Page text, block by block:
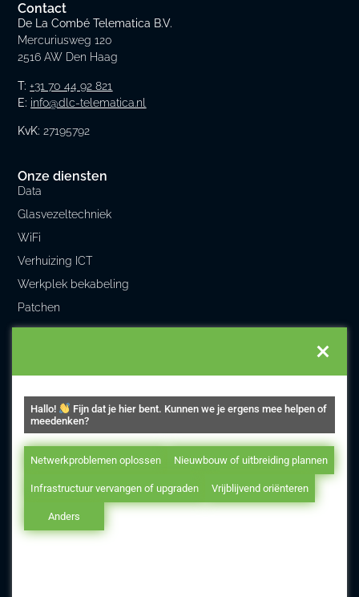
Hallo!
Fijn dat je hier bent. Kunnen we je ergens mee helpen of
meedenken?
Netwerkproblemen oplossen Nieuwbouw of uitbreiding plannen
Infrastructuur vervangen of upgraden Vrijblijvend oriënteren
Anders
Onze diensten
Data
Glasvezeltechniek
WiFi
Verhuizing ICT
Werkplek bekabeling
Patchen
Projecten
Vacatures
Kennisbank
Contact
De La Combé Telematica B.V.
Mercuriusweg 120
2516 AW Den Haag
T: +31 70 44 92 821
E: info@dlc-telematica.nl
KvK: 27195792